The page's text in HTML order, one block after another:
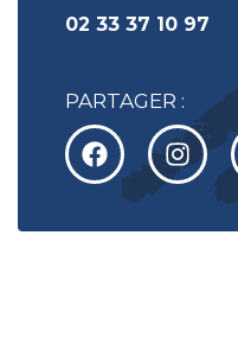
02 33 37 10 97
PARTAGER :